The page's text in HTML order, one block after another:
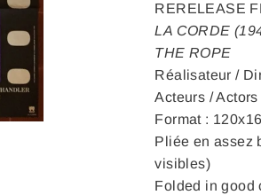
RERELEASE
LA CORDE
THE ROPE
Réalisateur /
Acteurs /
Format :
Pliée en assez
visibles)
Folded in good